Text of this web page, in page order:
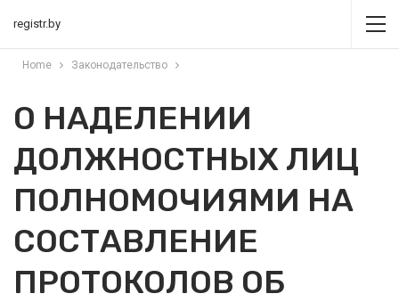
registr.by
Home Законодательство
О НАДЕЛЕНИИ
ДОЛЖНОСТНЫХ ЛИЦ
ПОЛНОМОЧИЯМИ НА
СОСТАВЛЕНИЕ
ПРОТОКОЛОВ ОБ